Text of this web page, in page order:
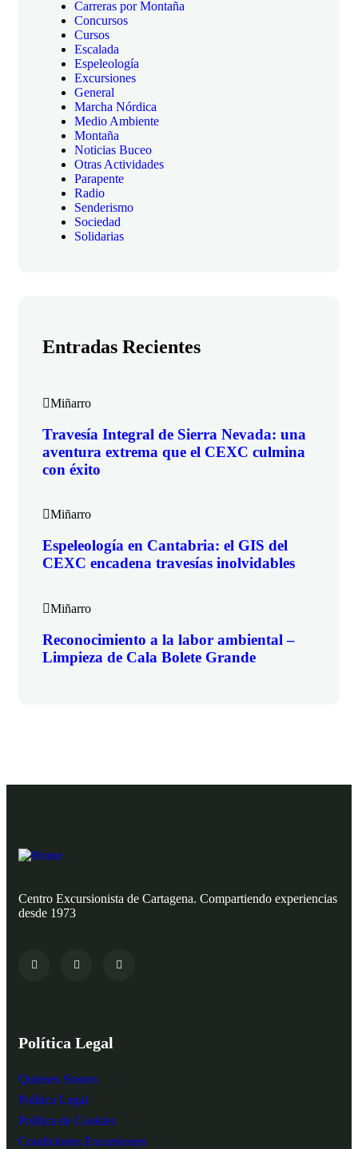
Carreras por Montaña
Concursos
Cursos
Escalada
Espeleología
Excursiones
General
Marcha Nórdica
Medio Ambiente
Montaña
Noticias Buceo
Otras Actividades
Parapente
Radio
Senderismo
Sociedad
Solidarias
Entradas Recientes
Miñarro
Travesía Integral de Sierra Nevada: una
aventura extrema que el CEXC culmina
con éxito
Miñarro
Espeleología en Cantabria: el GIS del
CEXC encadena travesías inolvidables
Miñarro
Reconocimiento a la labor ambiental –
Limpieza de Cala Bolete Grande
Centro Excursionista de Cartagena. Compartiendo experiencias
desde 1973
Política Legal
Quienes Somos
Política Legal
Política de Cookies
Condiciones Excursiones